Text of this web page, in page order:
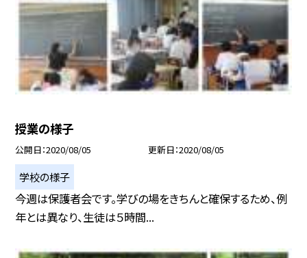
授業の様子
公開日 2020/08/05 更新日 2020/08/05
学校の様子
今週は保護者会です。学びの場をきちんと確保するため、例
年とは異なり、生徒は５時間...